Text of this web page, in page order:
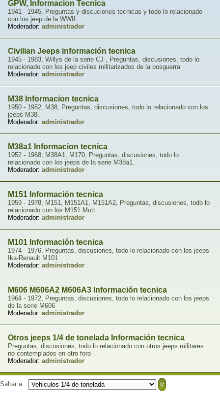
GPW, Informacion Tecnica
1941 - 1945, Preguntas y discuciones tecnicas y todo lo relacionado
con los jeep de la WWII.
Moderador: administrador
Civilian Jeeps información tecnica
1945 - 1983, Willys de la serie CJ , Preguntas, discusiones, todo lo
relacionado con los jeep civiles militarizados de la posguerra
Moderador: administrador
M38 Informacion tecnica
1950 - 1952, M38, Preguntas, discusiones, todo lo relacionado con los
jeeps M38.
Moderador: administrador
M38a1 Informacion tecnica
1952 - 1968, M38A1, M170, Preguntas, discusiones, todo lo
relacionado con los jeeps de la serie M38a1.
Moderador: administrador
M151 Información tecnica
1959 - 1978, M151, M151A1, M151A2, Preguntas, discusiones, todo lo
relacionado con los M151 Mutt.
Moderador: administrador
M101 Información tecnica
1974 - 1976, Preguntas, discusiones, todo lo relacionado con los jeeps
Ika-Renault M101
Moderador: administrador
M606 M606A2 M606A3 Información tecnica
1964 - 1972, Preguntas, discusiones, todo lo relacionado con los jeeps
de la serie M606
Moderador: administrador
Otros jeeps 1/4 de tonelada Información tecnica
Preguntas, discusiones, todo lo relacionado con otros jeeps militares
no contemplados en otro foro
Moderador: administrador
Saltar a: